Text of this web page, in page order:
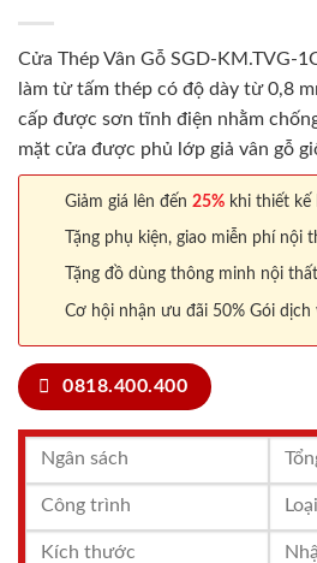
Cửa Thép Vân Gỗ SGD-KM.TVG-
làm từ tấm thép có độ dày từ 0,8
cấp được sơn tĩnh điện nhằm
mặt cửa được phủ lớp giả vân gỗ
Giảm giá lên đến 25% khi thiết kế
Tặng phụ kiện, giao miễn phí nội
Tặng đồ dùng thông minh nội
Cơ hội nhận ưu đãi 50% Gói dịch
0818.400.400